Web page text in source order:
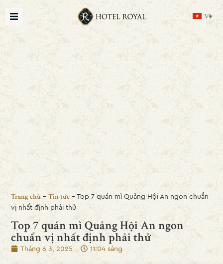
VI
Trang chủ -Tin tức -Top 7 quán mì Quảng Hội An ngon chuẩn
vị nhất định phải thử
Top 7 quán mì Quảng Hội An ngon
chuẩn vị nhất định phải thử
Tháng 6 3, 2025 11:04 sáng